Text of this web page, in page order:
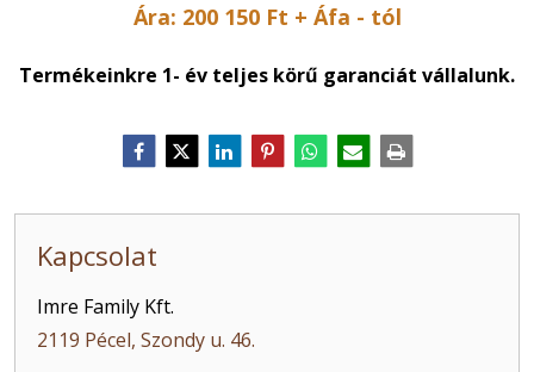
Ára: 200 150 Ft + Áfa - tól
Termékeinkre 1- év teljes körű garanciát vállalunk.
Kapcsolat
Imre Family Kft.
2119 Pécel, Szondy u. 46.